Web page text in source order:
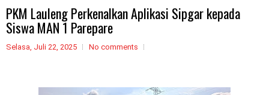
PKM Lauleng Perkenalkan Aplikasi Sipgar kepada
Siswa MAN 1 Parepare
Selasa, Juli 22, 2025 No comments